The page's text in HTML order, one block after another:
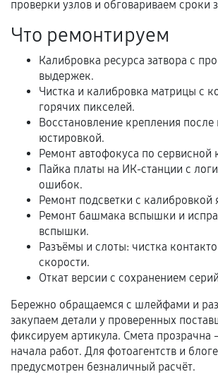
Гарантийный талон.
Акт выполненных работ с датой,
услуг и сроком гарантии.
Документы на установленные
и кассовый чек.
Расширенная гарантия
В некоторых случаях возможно
расширенной гарантии. Стоимость,
условия продления
фиксируются в документах.
Нарушение правил эксплуатации,
механические повреждения,
перегрев, коррозия.
проверки узлов и обговариваем сроки
Что ремонтируем
Калибровка ресурса затвора с
выдержек.
Чистка и калибровка матрицы с
горячих пикселей.
Восстановление крепления после
юстировкой.
Ремонт автофокуса по сервисной
Пайка платы на ИК-станции с
ошибок.
Ремонт подсветки с калибровкой
Ремонт башмака вспышки и
вспышки.
Разъёмы и слоты: чистка
скорости.
Откат версии с сохранением
Бережно обращаемся с шлейфами и
закупаем детали у проверенных
фиксируем артикула. Смета прозрачна
начала работ. Для фотоагентств и
предусмотрен безналичный расчёт.